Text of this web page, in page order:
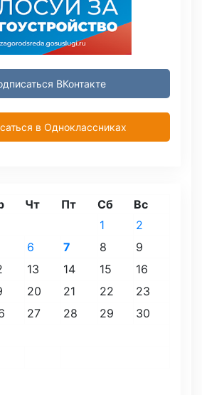
ВКонтакте
в Одноклассниках
Чт Пт Сб Вс
1
2
6 7 8
9
13 14 15
16
20 21 22
23
27 28 29
30